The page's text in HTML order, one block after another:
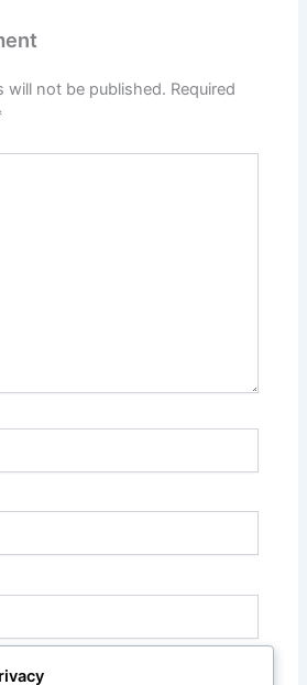
will not be published. Required